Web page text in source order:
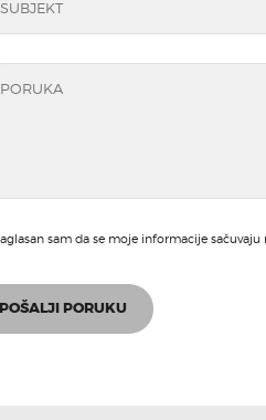
sam da se moje informacije sačuvaju